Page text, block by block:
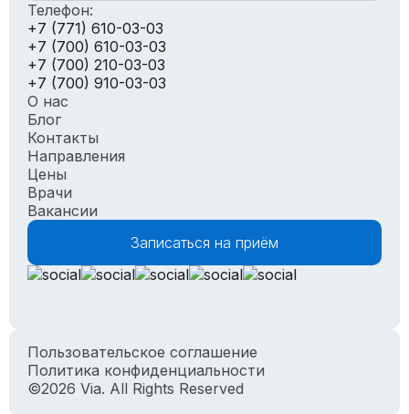
Телефон:
+7 (771) 610-03-03
+7 (700) 610-03-03
+7 (700) 210-03-03
+7 (700) 910-03-03
О нас
Блог
Контакты
Направления
Цены
Врачи
Вакансии
Записаться на приём
Пользовательское соглашение
Политика конфиденциальности
©2026 Via. All Rights Reserved